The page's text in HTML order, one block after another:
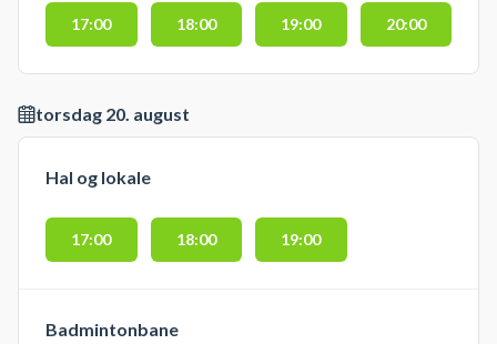
17:00 18:00 19:00 20:00
torsdag 20. august
Hal og lokale
17:00 18:00 19:00
Badmintonbane